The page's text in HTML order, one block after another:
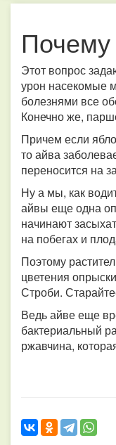
Почему
Этот вопрос
урон насекомые
болезнями все
Конечно же,
Причем если
то айва
переносится на
Ну а мы, как
айвы еще одна
начинают
на побегах и
Поэтому
цветения
Строби.
Ведь айве еще
бактериальный
ржавчина,